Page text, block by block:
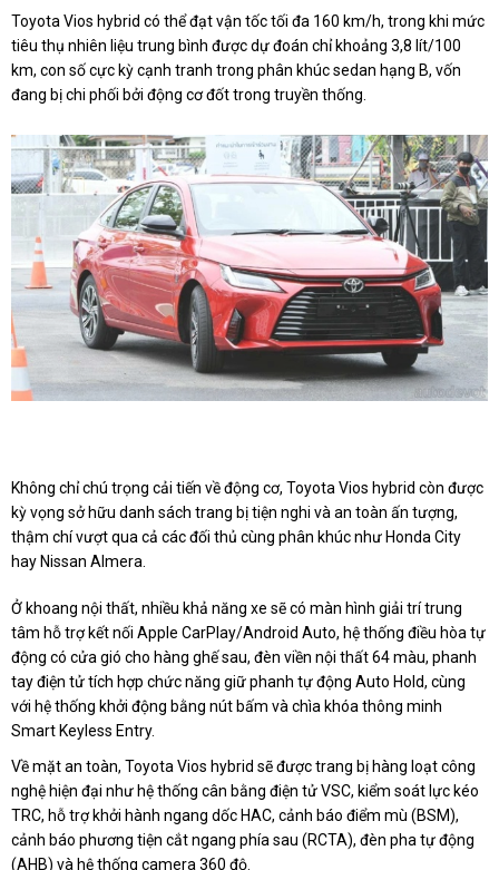
Toyota Vios hybrid có thể đạt vận tốc tối đa 160 km/h, trong khi mức
tiêu thụ nhiên liệu trung bình được dự đoán chỉ khoảng 3,8 lít/100
km, con số cực kỳ cạnh tranh trong phân khúc sedan hạng B, vốn
đang bị chi phối bởi động cơ đốt trong truyền thống.
Không chỉ chú trọng cải tiến về động cơ, Toyota Vios hybrid còn được
kỳ vọng sở hữu danh sách trang bị tiện nghi và an toàn ấn tượng,
thậm chí vượt qua cả các đối thủ cùng phân khúc như Honda City
hay Nissan Almera.
Ở khoang nội thất, nhiều khả năng xe sẽ có màn hình giải trí trung
tâm hỗ trợ kết nối Apple CarPlay/Android Auto, hệ thống điều hòa tự
động có cửa gió cho hàng ghế sau, đèn viền nội thất 64 màu, phanh
tay điện tử tích hợp chức năng giữ phanh tự động Auto Hold, cùng
với hệ thống khởi động bằng nút bấm và chìa khóa thông minh
Smart Keyless Entry.
Về mặt an toàn, Toyota Vios hybrid sẽ được trang bị hàng loạt công
nghệ hiện đại như hệ thống cân bằng điện tử VSC, kiểm soát lực kéo
TRC, hỗ trợ khởi hành ngang dốc HAC, cảnh báo điểm mù (BSM),
cảnh báo phương tiện cắt ngang phía sau (RCTA), đèn pha tự động
(AHB) và hệ thống camera 360 độ.